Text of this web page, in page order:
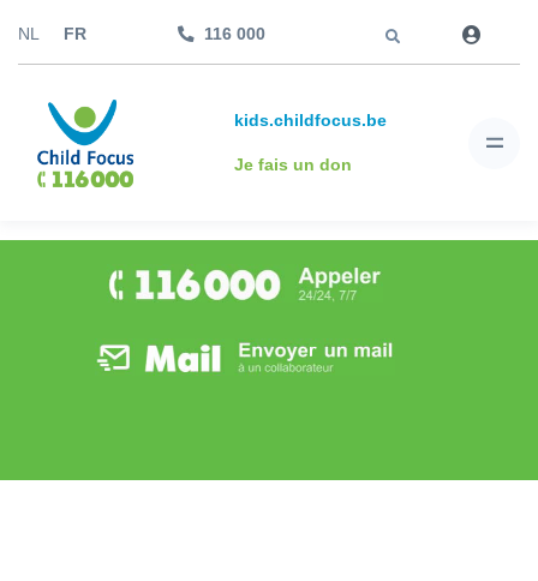
NL FR 116 000
kids.childfocus.be
Je fais un don